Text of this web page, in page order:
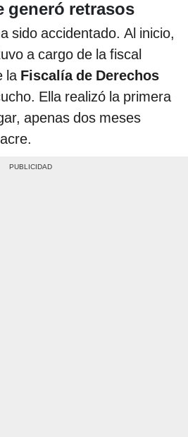
generó retrasos
sido accidentado. Al inicio,
a cargo de la fiscal
la Fiscalía de Derechos
Ella realizó la primera
apenas dos meses